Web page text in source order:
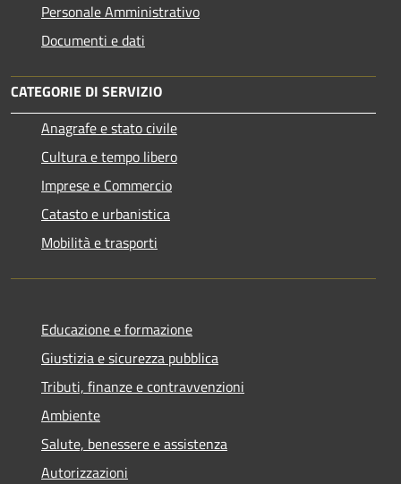
Personale Amministrativo
Documenti e dati
CATEGORIE DI SERVIZIO
Anagrafe e stato civile
Cultura e tempo libero
Imprese e Commercio
Catasto e urbanistica
Mobilità e trasporti
Educazione e formazione
Giustizia e sicurezza pubblica
Tributi, finanze e contravvenzioni
Ambiente
Salute, benessere e assistenza
Autorizzazioni